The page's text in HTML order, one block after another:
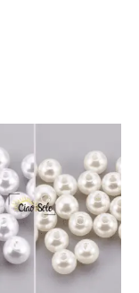
producto
tiene
Las
opciones